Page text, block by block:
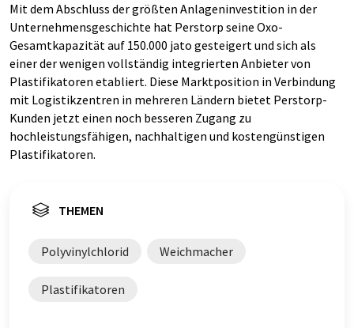
Mit dem Abschluss der größten Anlageninvestition in der
Unternehmensgeschichte hat Perstorp seine Oxo-
Gesamtkapazität auf 150.000 jato gesteigert und sich als
einer der wenigen vollständig integrierten Anbieter von
Plastifikatoren etabliert. Diese Marktposition in Verbindung
mit Logistikzentren in mehreren Ländern bietet Perstorp-
Kunden jetzt einen noch besseren Zugang zu
hochleistungsfähigen, nachhaltigen und kostengünstigen
Plastifikatoren.
THEMEN
Polyvinylchlorid Weichmacher
Plastifikatoren